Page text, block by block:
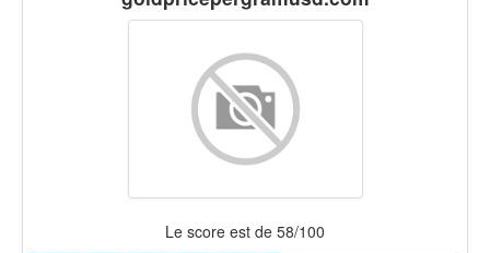
Le score est de 58/100